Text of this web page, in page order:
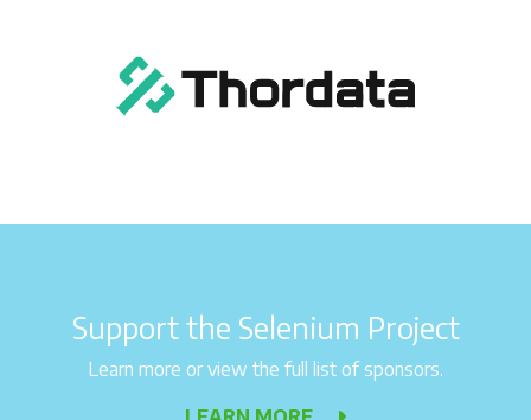
Support the Selenium Project
Learn more or view the full list of sponsors.